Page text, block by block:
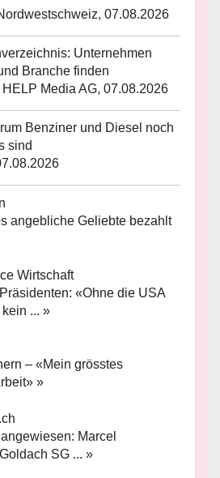
07.08.2026
Unternehmen
Branche finden
Media AG, 07.08.2026
Benziner und Diesel noch
sind
angebliche Geliebte bezahlt
«Ohne die USA
... »
– «Mein grösstes
»
Marcel
SG ... »